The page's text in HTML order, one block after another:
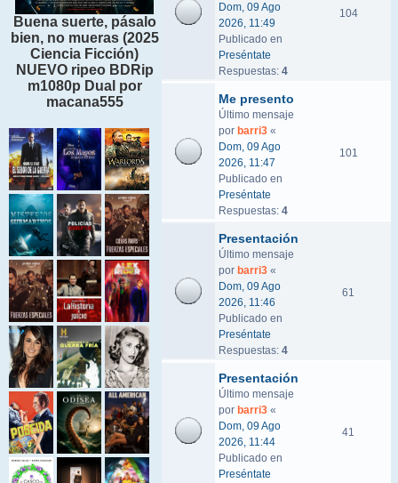
Buena suerte, pásalo
bien, no mueras (2025
Ciencia Ficción)
NUEVO ripeo BDRip
m1080p Dual por
macana555
Dom, 09 Ago
2026, 11:49
Publicado en
Preséntate
Respuestas: 4
104
Me presento
Último mensaje
por barri3 «
Dom, 09 Ago
2026, 11:47
Publicado en
Preséntate
Respuestas: 4
101
Presentación
Último mensaje
por barri3 «
Dom, 09 Ago
2026, 11:46
Publicado en
Preséntate
Respuestas: 4
61
Presentación
Último mensaje
por barri3 «
Dom, 09 Ago
2026, 11:44
Publicado en
Preséntate
41